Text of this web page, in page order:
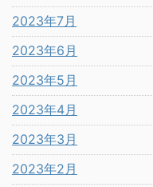
2023年7月
2023年6月
2023年5月
2023年4月
2023年3月
2023年2月